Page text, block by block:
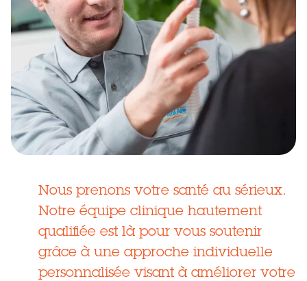
Nous prenons votre santé au sérieux.
Notre équipe clinique hautement
qualifiée est là pour vous soutenir
grâce à une approche individuelle
personnalisée visant à améliorer votre